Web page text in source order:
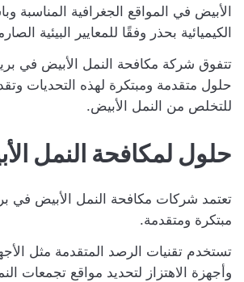
الأبيض في المواقع الجغرافية المناسبة
الكيميائية بحذر وفقًا للمعايير البيئية
تتفوق شركة مكافحة النمل الأبيض في
حلول متقدمة ومبتكرة لهذه التحديات
للتخلص من النمل الأبيض.
حلول لمكافحة النمل
تعتمد شركات مكافحة النمل الأبيض في
مبتكرة ومتقدمة.
تستخدم تقنيات الرصد المتقدمة مثل
وأجهزة الاهتزاز لتحديد مواقع تجمعات